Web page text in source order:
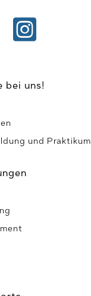

bei uns!
und Praktikum